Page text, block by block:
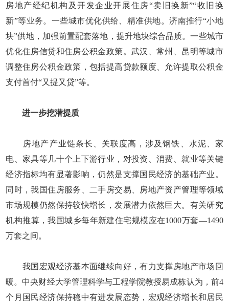
房地产经纪机构及开发企业开展住房“卖旧换新”“收旧换
新”等业务。一些城市优化供给、精准供地。济南推行“小地
块”供地，加强前置配套落地，提升地块综合品质。一些城市
优化住房信贷和住房公积金政策。武汉、常州、昆明等城市
调整住房公积金政策，包括提高贷款额度、允许提取公积金
支付首付“又提又贷”等。
进一步挖潜提质
房地产产业链条长、关联度高，涉及钢铁、水泥、家
电、家具等几十个上下游行业，对投资、消费、就业等关键
经济指标均有显著影响，仍然是支撑国民经济的基础产业。
同时，我国住房服务、二手房交易、房地产资产管理等领域
市场规模仍然保持较快增长，发展潜力依然巨大。有关研究
机构推算，我国城乡每年新建住宅规模应在1000万套—1490
万套之间。
我国宏观经济基本面继续向好，有力支撑房地产市场回
暖。中央财经大学管理科学与工程学院教授易成栋认为，前4
个月国民经济保持稳中有进发展态势，宏观经济增长和居民